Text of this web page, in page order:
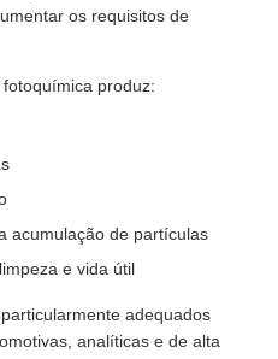
os requisitos de
produz:
acumulação de partículas
e vida útil
adequados
analíticas e de alta